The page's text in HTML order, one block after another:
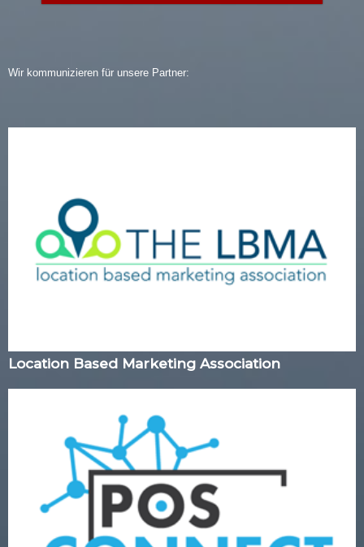
Wir kommunizieren für unsere Partner:
Location Based Marketing Association